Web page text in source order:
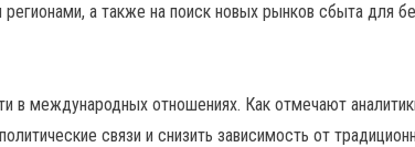
а также на поиск новых рынков сбыта для
в международных отношениях. Как отмечают
связи и снизить зависимость от